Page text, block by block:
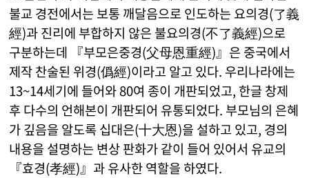
불교 경전에서는 보통 깨달음으로 인도하는 요의경(了義
經)과 진리에 부합하지 않은 불요의경(不了義經)으로
구분하는데 『부모은중경(父母恩重經)』은 중국에서
제작 찬술된 위경(僞經)이라고 알고 있다. 우리나라에는
13~14세기에 들어와 80여 종이 개판되었고, 한글 창제
후 다수의 언해본이 개판되어 유통되었다. 부모님의 은혜
가 깊음을 알도록 십대은(十大恩)을 설하고 있고, 경의
내용을 설명하는 변상 판화가 같이 들어 있어서 유교의
『효경(孝經)』과 유사한 역할을 하였다.